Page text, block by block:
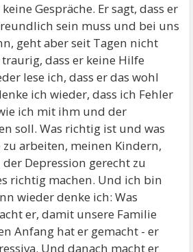
Gespräche. Er sagt, dass er
sein muss und bei uns
geht aber seit Tagen nicht
dass er keine Hilfe
lese ich, dass er das wohl
ich wieder, dass ich Fehler
ich mit ihm und der
soll. Was richtig ist und was
zu arbeiten, meinen Kindern,
Depression gerecht zu
richtig machen. Und ich bin
wieder denke ich: Was
er, damit unsere Familie
Anfang hat er gemacht - er
Und danach macht er